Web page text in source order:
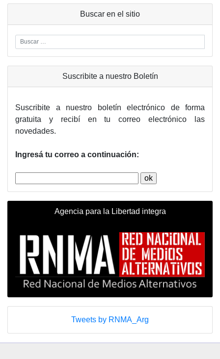
Buscar en el sitio
Suscribite a nuestro Boletín
Suscribite a nuestro boletín electrónico de forma
gratuita y recibí en tu correo electrónico las
novedades.
Ingresá tu correo a continuación:
Agencia para la Libertad integra
Tweets by RNMA_Arg